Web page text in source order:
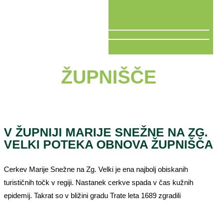
ŽUPNIŠČE
V ŽUPNIJI MARIJE SNEŽNE NA ZG.
VELKI POTEKA OBNOVA ŽUPNIŠČA
Cerkev Marije Snežne na Zg. Velki je ena najbolj obiskanih
turističnih točk v regiji. Nastanek cerkve spada v čas kužnih
epidemij. Takrat so v bližini gradu Trate leta 1689 zgradili